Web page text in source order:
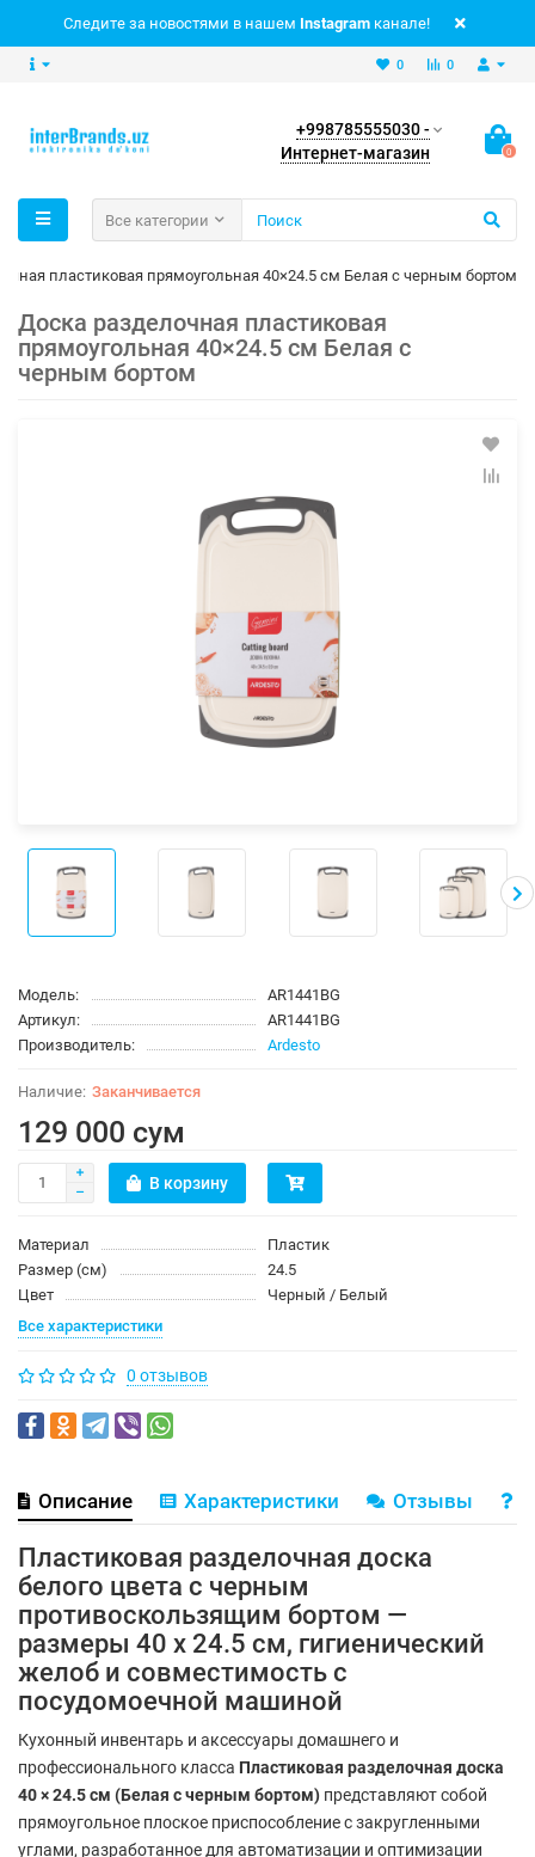
Следите за новостями в нашем Instagram канале!
0
0
+998785555030 -
Интернет-магазин
0
Все категории
пластиковая прямоугольная 40×24.5 см Белая с черным бортом
Доска разделочная пластиковая
прямоугольная 40×24.5 см Белая с
черным бортом
Модель:
AR1441BG
Артикул:
AR1441BG
Производитель:
Ardesto
Заканчивается
129 000 сум
В корзину
Материал
Пластик
Размер (см)
24.5
Цвет
Черный / Белый
Все характеристики
0 отзывов
Описание Характеристики Отзывы
Пластиковая разделочная доска
белого цвета с черным
противоскользящим бортом —
размеры 40 x 24.5 см, гигиенический
желоб и совместимость с
посудомоечной машиной
Кухонный инвентарь и аксессуары домашнего и
профессионального класса Пластиковая разделочная доска
40 × 24.5 см (Белая с черным бортом) представляют собой
прямоугольное плоское приспособление с закругленными
углами, разработанное для автоматизации и оптимизации